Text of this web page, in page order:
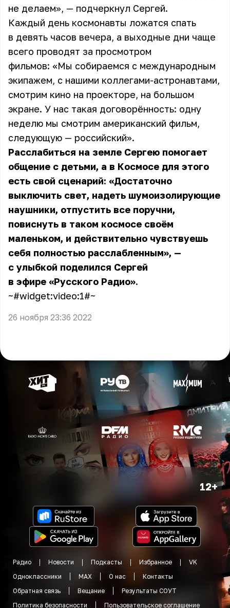
не делаем», — подчеркнул Сергей.
Каждый день космонавты ложатся спать
в девять часов вечера, а выходные дни чаще
всего проводят за просмотром
фильмов: «Мы собираемся с международным
экипажем, с нашими коллегами-астронавтами,
смотрим кино на проекторе, на большом
экране. У нас такая договорённость: одну
неделю мы смотрим американский фильм,
следующую — российский».
Расслабиться на земле Сергею помогает
общение с детьми, а в Космосе для этого
есть свой сценарий: «Достаточно
выключить свет, надеть шумоизолирующие
наушники, отпустить все поручни,
повиснуть в таком космосе своём
маленьком, и действительно чувствуешь
себя полностью расслабленным», —
с улыбкой поделился Сергей
в эфире «Русского Радио».
~#widget:video:1#~
26 ноября 23:36 2022
12+
Радио Новости Подкасты Избранное
VK
Одноклассники
MAX О нас
Контакты
Обратная связь
Вещание
Результаты СОУТ
Политика безопасности
Пользовательское соглашение